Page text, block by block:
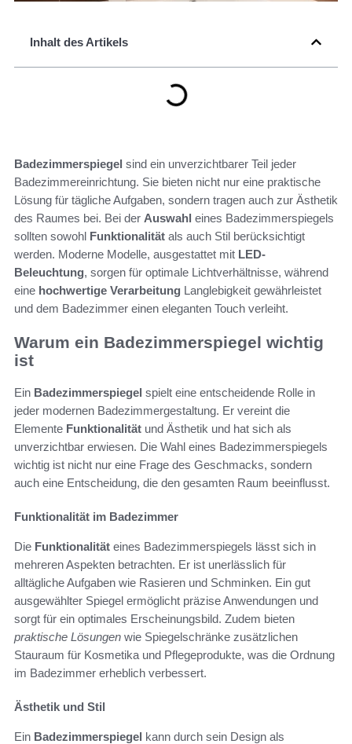
Inhalt des Artikels
Badezimmerspiegel sind ein unverzichtbarer Teil jeder
Badezimmereinrichtung. Sie bieten nicht nur eine praktische
Lösung für tägliche Aufgaben, sondern tragen auch zur Ästhetik
des Raumes bei. Bei der Auswahl eines Badezimmerspiegels
sollten sowohl Funktionalität als auch Stil berücksichtigt
werden. Moderne Modelle, ausgestattet mit LED-
Beleuchtung, sorgen für optimale Lichtverhältnisse, während
eine hochwertige Verarbeitung Langlebigkeit gewährleistet
und dem Badezimmer einen eleganten Touch verleiht.
Warum ein Badezimmerspiegel wichtig
ist
Ein Badezimmerspiegel spielt eine entscheidende Rolle in
jeder modernen Badezimmergestaltung. Er vereint die
Elemente Funktionalität und Ästhetik und hat sich als
unverzichtbar erwiesen. Die Wahl eines Badezimmerspiegels
wichtig ist nicht nur eine Frage des Geschmacks, sondern
auch eine Entscheidung, die den gesamten Raum beeinflusst.
Funktionalität im Badezimmer
Die Funktionalität eines Badezimmerspiegels lässt sich in
mehreren Aspekten betrachten. Er ist unerlässlich für
alltägliche Aufgaben wie Rasieren und Schminken. Ein gut
ausgewählter Spiegel ermöglicht präzise Anwendungen und
sorgt für ein optimales Erscheinungsbild. Zudem bieten
praktische Lösungen wie Spiegelschränke zusätzlichen
Stauraum für Kosmetika und Pflegeprodukte, was die Ordnung
im Badezimmer erheblich verbessert.
Ästhetik und Stil
Ein Badezimmerspiegel kann durch sein Design als